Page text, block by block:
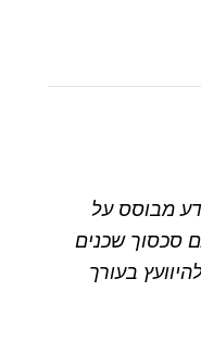
מבוסס על
סכסוך שכנים
בעורך